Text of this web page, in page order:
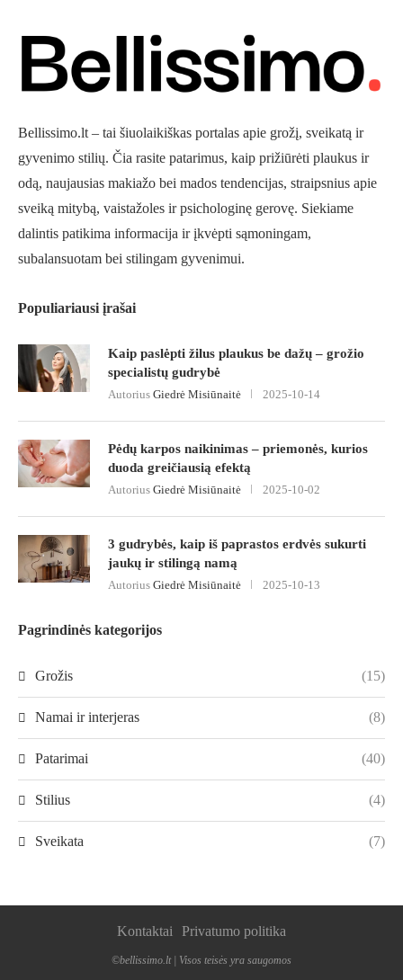
Bellissimo.lt – tai šiuolaikiškas portalas apie grožį, sveikatą ir
gyvenimo stilių. Čia rasite patarimus, kaip prižiūrėti plaukus ir
odą, naujausias makiažo bei mados tendencijas, straipsnius apie
sveiką mitybą, vaistažoles ir psichologinę gerovę. Siekiame
dalintis patikima informacija ir įkvėpti sąmoningam,
subalansuotam bei stilingam gyvenimui.
Populiariausi įrašai
Kaip paslėpti žilus plaukus be dažų – grožio
specialistų gudrybė
Autorius Giedrė Misiūnaitė 2025-10-14
Pėdų karpos naikinimas – priemonės, kurios
duoda greičiausią efektą
Autorius Giedrė Misiūnaitė 2025-10-02
3 gudrybės, kaip iš paprastos erdvės sukurti
jaukų ir stilingą namą
Autorius Giedrė Misiūnaitė 2025-10-13
Pagrindinės kategorijos
Grožis (15)
Namai ir interjeras (8)
Patarimai (40)
Stilius (4)
Sveikata (7)
Kontaktai Privatumo politika
©bellissimo.lt | Visos teisės yra saugomos